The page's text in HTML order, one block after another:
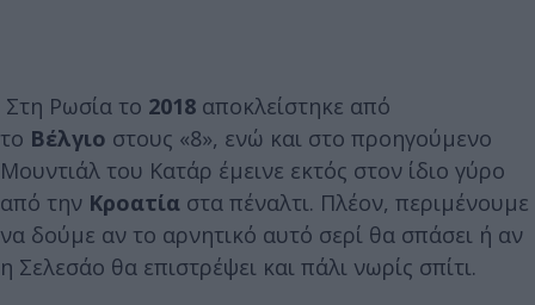
Στη Ρωσία το 2018 αποκλείστηκε από
το Βέλγιο στους «8», ενώ και στο προηγούμενο
Μουντιάλ του Κατάρ έμεινε εκτός στον ίδιο γύρο
από την Κροατία στα πέναλτι. Πλέον, περιμένουμε
να δούμε αν το αρνητικό αυτό σερί θα σπάσει ή αν
η Σελεσάο θα επιστρέψει και πάλι νωρίς σπίτι.